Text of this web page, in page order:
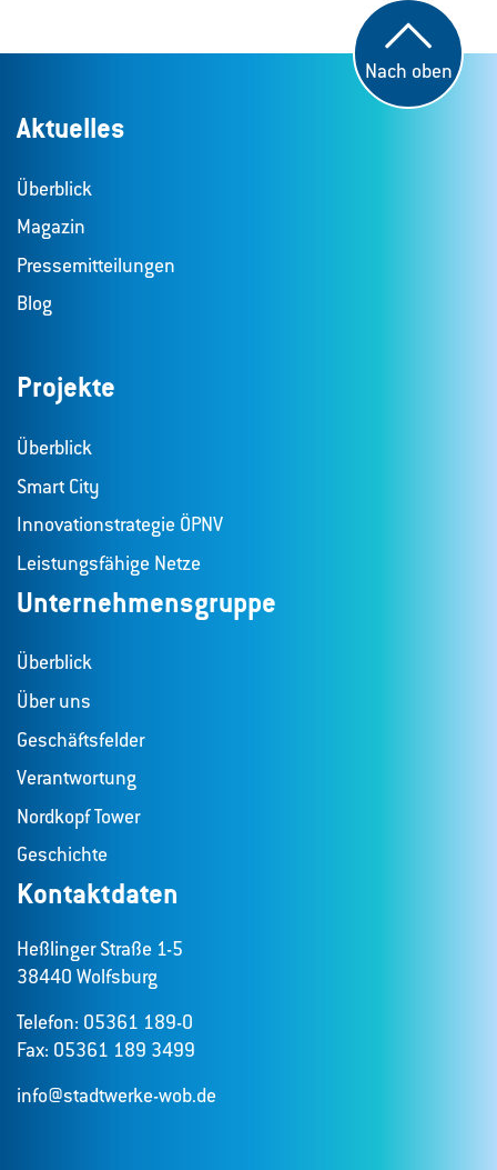
Nach oben
Aktuelles
Überblick
Magazin
Pressemitteilungen
Blog
Projekte
Überblick
Smart City
Innovationstrategie ÖPNV
Leistungsfähige Netze
Unternehmensgruppe
Überblick
Über uns
Geschäftsfelder
Verantwortung
Nordkopf Tower
Geschichte
Kontaktdaten
Heßlinger Straße 1-5
38440 Wolfsburg
Telefon: 05361 189-0
Fax: 05361 189 3499
info@stadtwerke-wob.de